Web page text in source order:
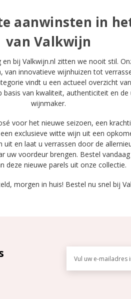
aanwinsten in
van Valkwijn
bij Valkwijn.nl zitten we nooit stil.
van innovatieve wijnhuizen tot
vindt u een actueel overzicht
van kwaliteit, authenticiteit en de
wijnmaker.
voor het nieuwe seizoen, een
exclusieve witte wijn uit een
en laat u verrassen door de
uw voordeur brengen. Bestel
deze nieuwe parels uit onze collectie.
morgen in huis! Bestel nu snel bij
mailadres